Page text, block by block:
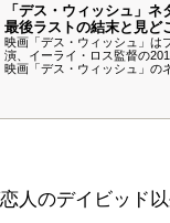
「デス・ウィッシュ」
最後ラストの結末と見ど
映画「デス・ウィッシュ」は
演、イーライ・ロス監督の
映画「デス・ウィッシュ」の
さい。
人のデイビッド